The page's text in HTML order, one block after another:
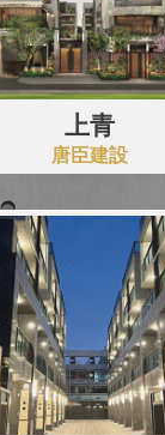
上青
唐臣建設